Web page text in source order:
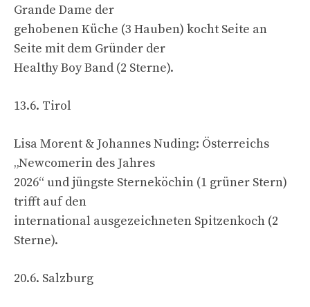
Grande Dame der
gehobenen Küche (3 Hauben) kocht Seite an
Seite mit dem Gründer der
Healthy Boy Band (2 Sterne).
13.6. Tirol
Lisa Morent & Johannes Nuding: Österreichs
„Newcomerin des Jahres
2026“ und jüngste Sterneköchin (1 grüner Stern)
trifft auf den
international ausgezeichneten Spitzenkoch (2
Sterne).
20.6. Salzburg